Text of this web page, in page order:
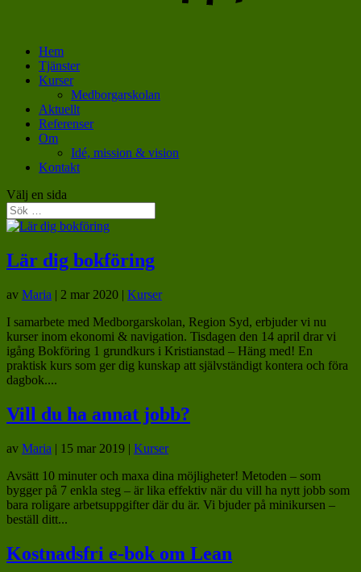
Hem
Tjänster
Kurser
Medborgarskolan
Aktuellt
Referenser
Om
Idé, mission & vision
Kontakt
Välj en sida
Lär dig bokföring
av Maria | 2 mar 2020 | Kurser
I samarbete med Medborgarskolan, Region Syd, erbjuder vi nu
kurser inom ekonomi & navigation. Tisdagen den 14 april drar vi
igång Bokföring 1 grundkurs i Kristianstad – Häng med! En
praktisk kurs som ger dig kunskap att självständigt kontera och föra
dagbok....
Vill du ha annat jobb?
av Maria | 15 mar 2019 | Kurser
Avsätt 10 minuter och maxa dina möjligheter! Metoden – som
bygger på 7 enkla steg – är lika effektiv när du vill ha nytt jobb som
bara roligare arbetsuppgifter där du är. Vi bjuder på minikursen –
beställ ditt...
Kostnadsfri e-bok om Lean